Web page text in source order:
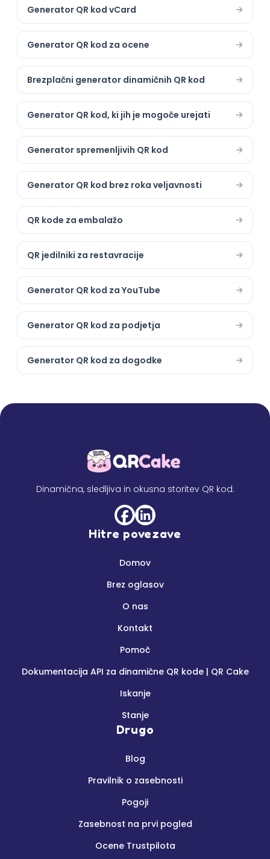
Generator QR kod vCard
Generator QR kod za ocene
Brezplačni generator dinamičnih QR kod
Generator QR kod, ki jih je mogoče urejati
Generator spremenljivih QR kod
Generator QR kod brez roka veljavnosti
QR kode za embalažo
QR jedilniki za restavracije
Generator QR kod za YouTube
Generator QR kod za podjetja
Generator QR kod za dogodke
Dinamična, sledljiva in okusna storitev QR kod.
Hitre povezave
Domov
Brez oglasov
O nas
Kontakt
Pomoč
Dokumentacija API za dinamične QR kode | QR Cake
Iskanje
Stanje
Drugo
Blog
Pravilnik o zasebnosti
Pogoji
Zasebnost na prvi pogled
Ocene Trustpilota